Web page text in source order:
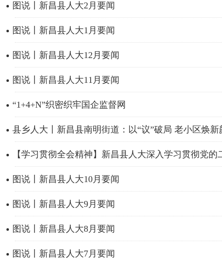
图说丨新昌县人大2月要闻
图说丨新昌县人大1月要闻
图说丨新昌县人大12月要闻
图说丨新昌县人大11月要闻
“1+4+N”织密织牢国企监督网
县乡人大丨新昌县南明街道：以“议”破局 老小区焕新
【学习贯彻全会精神】新昌县人大深入学习贯彻党的
图说丨新昌县人大10月要闻
图说丨新昌县人大9月要闻
图说丨新昌县人大8月要闻
图说丨新昌县人大7月要闻